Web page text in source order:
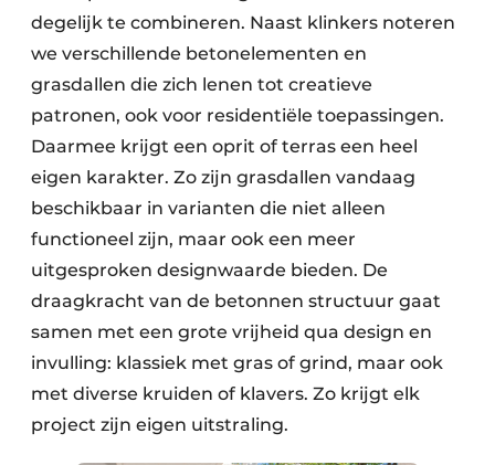
degelijk te combineren. Naast klinkers noteren
we verschillende betonelementen en
grasdallen die zich lenen tot creatieve
patronen, ook voor residentiële toepassingen.
Daarmee krijgt een oprit of terras een heel
eigen karakter. Zo zijn grasdallen vandaag
beschikbaar in varianten die niet alleen
functioneel zijn, maar ook een meer
uitgesproken designwaarde bieden. De
draagkracht van de betonnen structuur gaat
samen met een grote vrijheid qua design en
invulling: klassiek met gras of grind, maar ook
met diverse kruiden of klavers. Zo krijgt elk
project zijn eigen uitstraling.